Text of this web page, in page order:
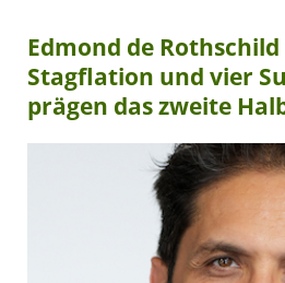
Edmond de
Stagflation und vier
prägen das zweite